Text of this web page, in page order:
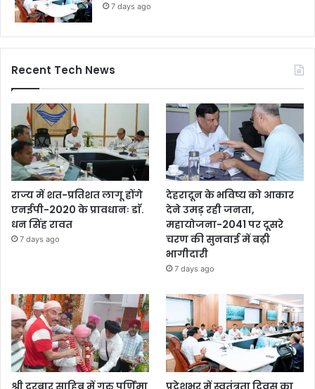
7 days ago
Recent Tech News
राज्य में शत-प्रतिशत लागू होंगे
एनईपी-2020 के प्रावधानः डाॅ.
धन सिंह रावत
7 days ago
देहरादून के भविष्य को आकार
देने उमड़ रही जनता,
महायोजना-2041 पर दूसरे
चरण की सुनवाई में बढ़ी
भागीदारी
7 days ago
श्री दरबार साहिब में गुरु पूर्णिमा
प्रदेशभर में स्वतंत्रता दिवस का